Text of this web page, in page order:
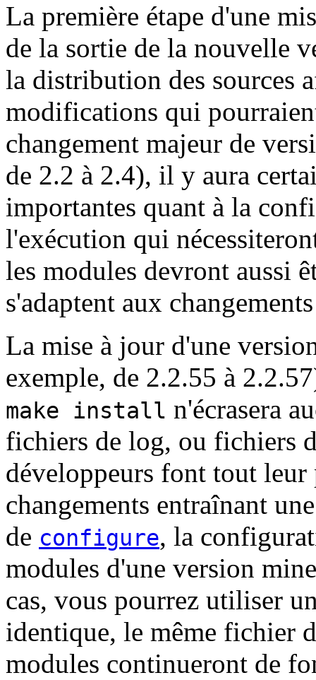
La première étape d'une
de la sortie de la nouvelle
la distribution des sources
modifications qui
changement majeur de
de 2.2 à 2.4), il y aura
importantes quant à la
l'exécution qui
les modules devront aussi
s'adaptent aux
La mise à jour d'une
exemple, de 2.2.55 à
make install n'écrasera
fichiers de log, ou fichiers
développeurs font tout
changements entraînant
de configure, la
modules d'une version
cas, vous pourrez utiliser
identique, le même fichier
modules continueront de